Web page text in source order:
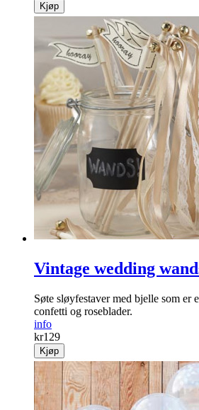
Kjøp
Vintage wedding
Søte sløyfestaver med bjelle som er
confetti og roseblader.
info
kr129
Kjøp